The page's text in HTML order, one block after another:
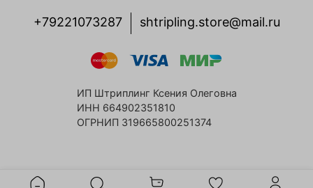
Состав45% шерсть, 55% пэф
Состав подклада50% вискоза, 50 % полиэстер
Уход за изделием
-деликатная химчистка
+79221073287 shtripling.store@mail.ru
ИП Штриплинг Ксения Олеговна
ИНН 664902351810
ОГРНИП 319665800251374